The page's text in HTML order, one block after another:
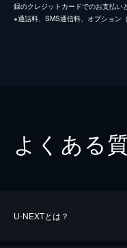
録のクレジットカードでのお支払い
※通話料、SMS通信料、オプション
よくある
U-NEXTとは？